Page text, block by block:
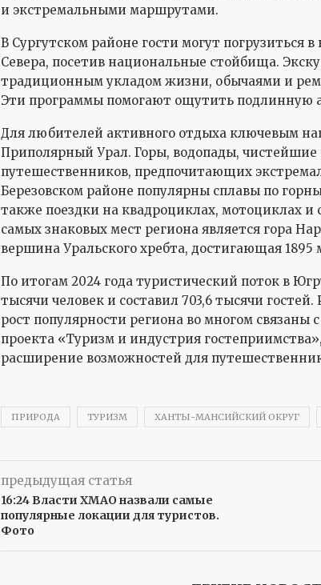
и экстремальными маршрутами.
В Сургутском районе гости могут погрузиться
Севера, посетив национальные стойбища.
традиционным укладом жизни, обычаями и
Эти программы помогают ощутить подлинную
Для любителей активного отдыха ключевым
Приполярный Урал. Горы, водопады, чистейшие
путешественников, предпочитающих
Березовском районе популярны сплавы по
также поездки на квадроциклах, мотоциклах и
самых знаковых мест региона является гора
вершина Уральского хребта, достигающая 1895
По итогам 2024 года туристический поток в
тысячи человек и составил 703,6 тысячи
рост популярности региона во многом связаны
проекта «Туризм и индустрия
расширение возможностей для
ПРИРОДА ТУРИЗМ ХАНТЫ-МАНСИЙСКИЙ ОКРУГ
предыдущая статья
16:24 Власти ХМАО назвали самые
популярные локации для туристов.
Фото